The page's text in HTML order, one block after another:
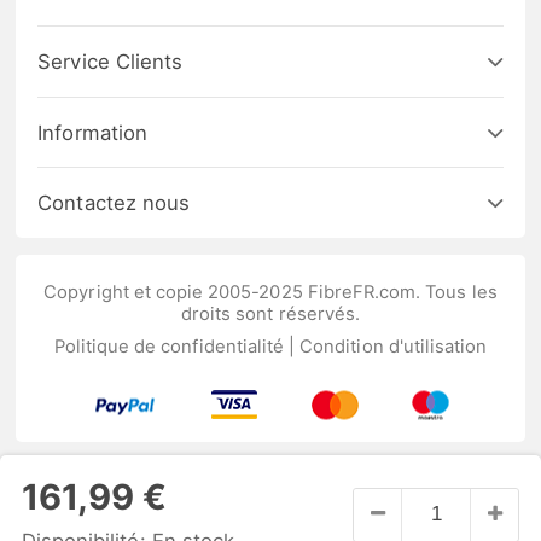
161,99 €
Service Clients
Information
Contactez nous
Copyright et copie 2005-2025 FibreFR.com. Tous les
droits sont réservés.
Politique de confidentialité
Condition d'utilisation